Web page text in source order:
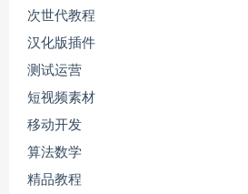
次世代教程
汉化版插件
测试运营
短视频素材
移动开发
算法数学
精品教程